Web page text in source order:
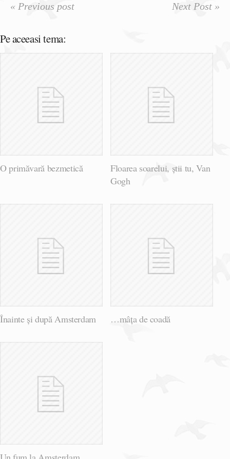
« Previous post Next Post »
Pe aceeasi tema:
O primăvară bezmetică
Floarea soarelui, știi tu, Van
Gogh
Înainte și după Amsterdam …mâța de coadă